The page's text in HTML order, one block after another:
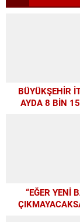
BÜYÜKŞEHİR
AYDA 8 BİN
“EĞER YENİ